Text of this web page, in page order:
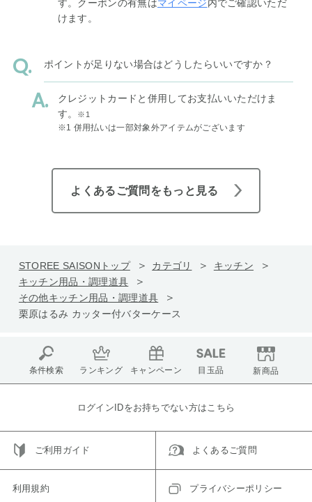
す。クーポンの有無はマイページ内でご確認いただ
けます。
ポイントが足りない場合はどうしたらいいですか？
クレジットカードと併用してお支払いいただけま
す。
※1
※1 併用払いは一部対象外アイテムがございます
よくあるご質問をもっと見る
STOREE SAISONトップ カテゴリ
キッチン
キッチン用品・調理道具
その他キッチン用品・調理道具
栗原はるみ カッター付バターケース
条件検索 ランキング キャンペーン 目玉品 新商品
ログインIDをお持ちでない方はこちら
ご利用ガイド よくあるご質問
利用規約 プライバシーポリシー